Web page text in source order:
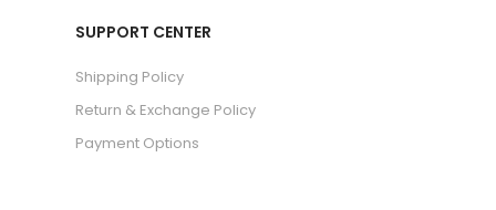
SUPPORT CENTER
Shipping Policy
Return & Exchange Policy
Payment Options